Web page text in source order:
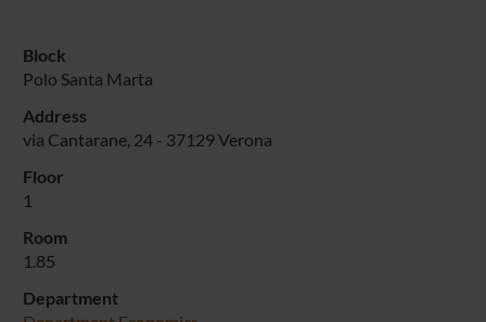
Block
Polo Santa Marta
Address
via Cantarane, 24 - 37129 Verona
Floor
1
Room
1.85
Department